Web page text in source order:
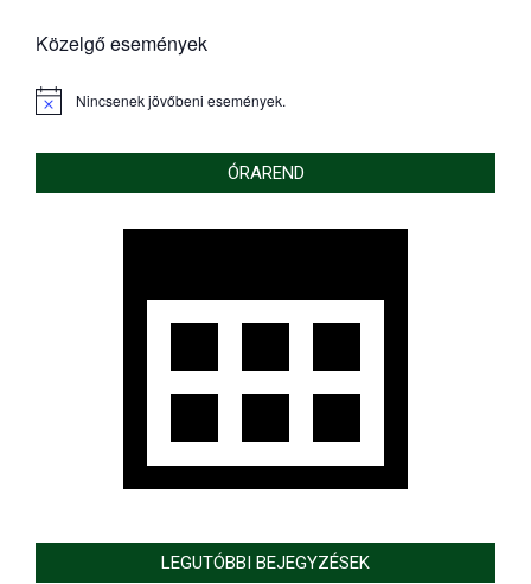
Közelgő események
Notice Nincsenek jövőbeni események.
ÓRAREND
LEGUTÓBBI BEJEGYZÉSEK